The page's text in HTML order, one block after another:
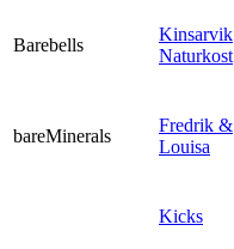
Barebells
Kinsarvik
Naturkost
bareMinerals
Fredrik &
Louisa
Kicks